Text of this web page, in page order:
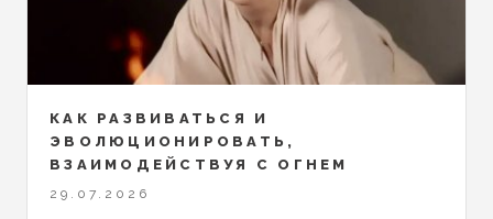
КАК РАЗВИВАТЬСЯ И
ЭВОЛЮЦИОНИРОВАТЬ,
ВЗАИМОДЕЙСТВУЯ С ОГНЕМ
29.07.2026